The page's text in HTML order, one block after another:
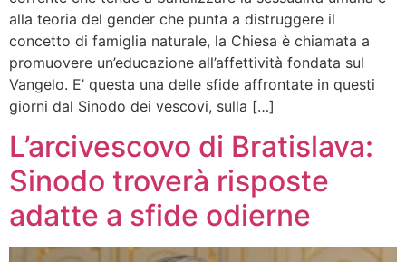
alla teoria del gender che punta a distruggere il
concetto di famiglia naturale, la Chiesa è chiamata a
promuovere un’educazione all’affettività fondata sul
Vangelo. E’ questa una delle sfide affrontate in questi
giorni dal Sinodo dei vescovi, sulla […]
L’arcivescovo di Bratislava:
Sinodo troverà risposte
adatte a sfide odierne